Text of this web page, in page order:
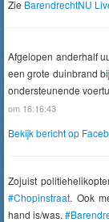
Zie BarendrechtNU
Afgelopen anderhalf
een grote duinbrand
ondersteunende
om 16:16:43
Bekijk bericht op
Zojuist
#Chopinstraat. Ook
hand is/was.